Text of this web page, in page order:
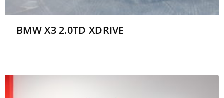
BMW X3 2.0TD XDRIVE